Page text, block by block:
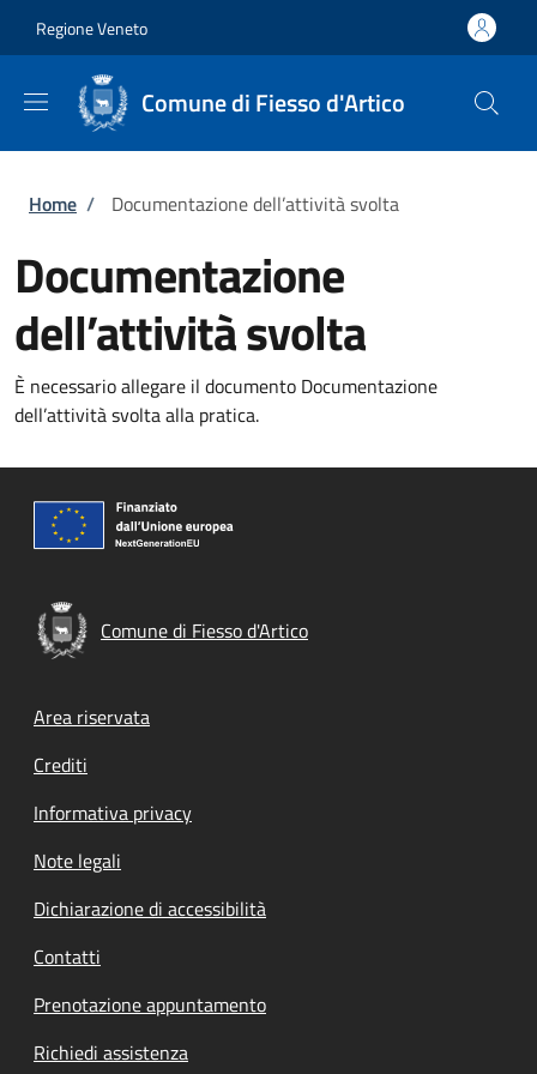
Regione Veneto
Comune di Fiesso d'Artico
Briciole di pane
Home / Documentazione dell’attività svolta
Documentazione
dell’attività svolta
È necessario allegare il documento Documentazione
dell’attività svolta alla pratica.
Comune di Fiesso d'Artico
Footer menu
Area riservata
Crediti
Informativa privacy
Note legali
Dichiarazione di accessibilità
Contatti
Prenotazione appuntamento
Richiedi assistenza